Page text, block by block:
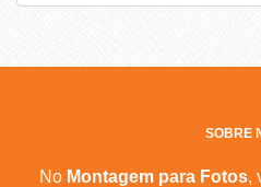
SOBRE
No Montagem para Fotos,